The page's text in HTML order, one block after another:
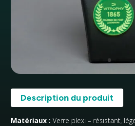
Description du produit
Matériaux : Verre plexi – résistant,